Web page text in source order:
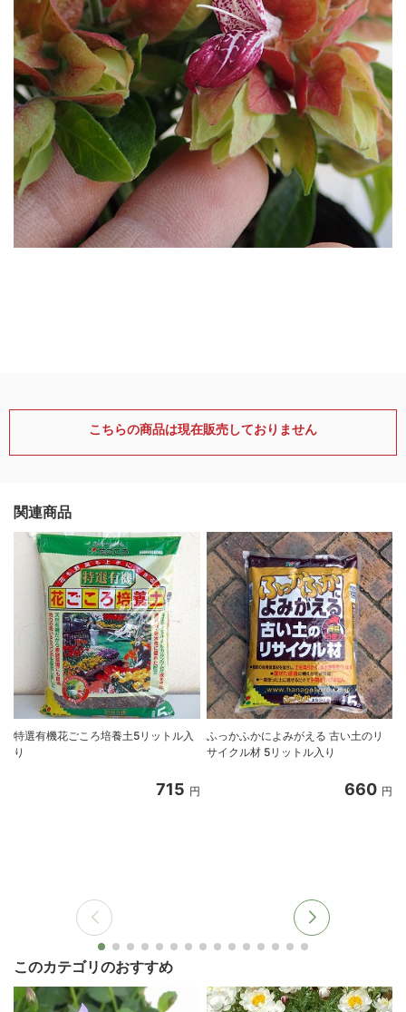
こちらの商品は現在販売しておりません
関連商品
特選有機花ごころ培養土5リットル入
り
715 円
ふっかふかによみがえる 古い土のリ
サイクル材 5リットル入り
660 円
このカテゴリのおすすめ